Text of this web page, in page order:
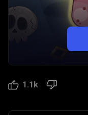
1.1k